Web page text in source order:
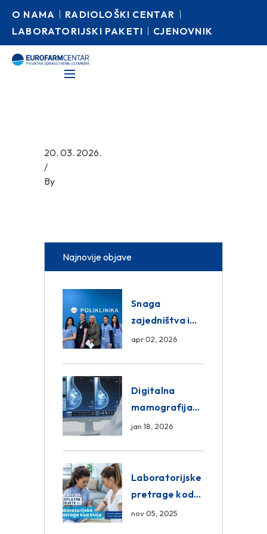
O NAMA
RADIOLOŠKI CENTAR
LABORATORIJSKI PAKETI
CJENOVNIK
20. 03. 2026.
/
By
Najnovije objave
Snaga
zajedništva i
razmjena
Group
apr 02, 2026
Digitalna
mamografija
Sarajevo –
Centar
Poliklinika
jan 18, 2026
Laboratorijske
pretrage kod
kuće – novo u
nov 05, 2025